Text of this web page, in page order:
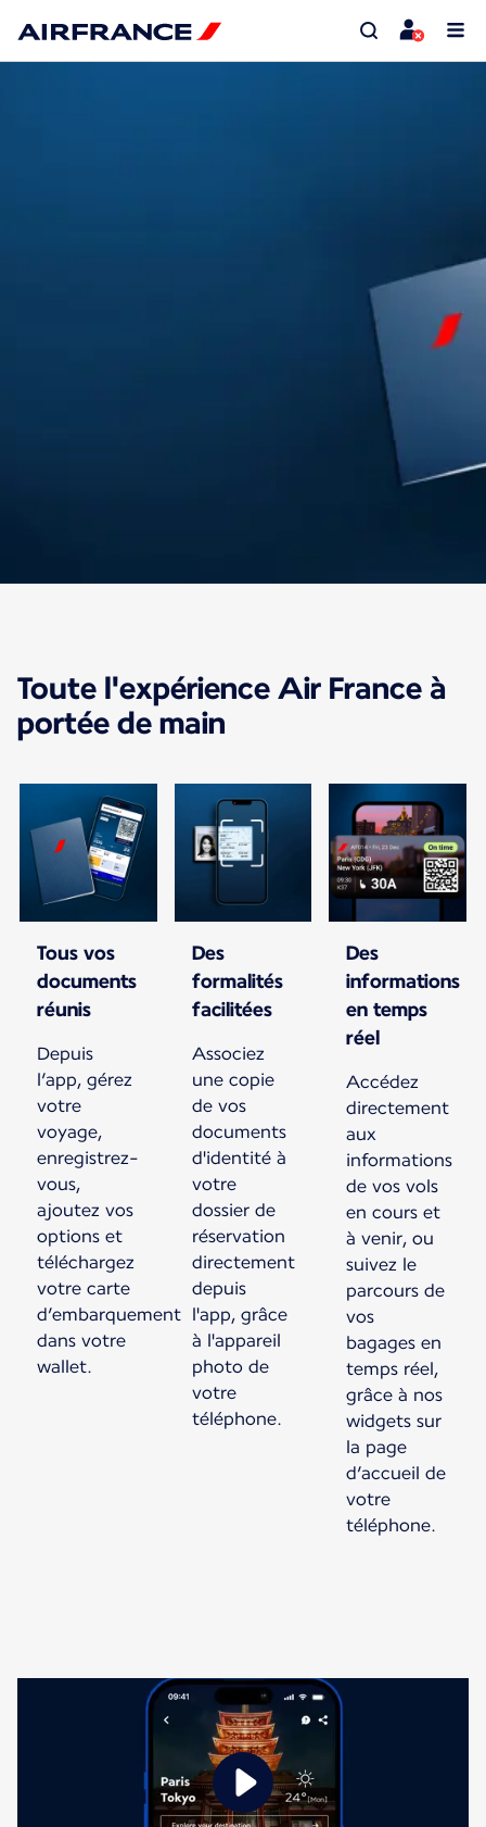
nouveautés
Avec l'application Air France, gérez votre
voyage, de l'achat du billet jusqu'à votre
arrivée à destination.
Toute l'expérience Air France à
portée de main
Tous vos
documents
réunis
Depuis
l’app, gérez
votre
voyage,
enregistrez-
vous,
ajoutez vos
options et
téléchargez
votre carte
d’embarquement
dans votre
wallet.
Des
formalités
facilitées
Associez
une copie
de vos
documents
d'identité à
votre
dossier de
réservation
directement
depuis
l'app, grâce
à l'appareil
photo de
votre
téléphone.
Des
informations
en temps
réel
Accédez
directement
aux
informations
de vos vols
en cours et
à venir, ou
suivez le
parcours de
vos
bagages en
temps réel,
grâce à nos
widgets sur
la page
d’accueil de
votre
téléphone.